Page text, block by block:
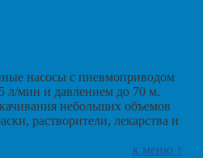
насосы с пневмоприводом
л/мин и давлением до 70 м.
небольших объемов
растворители, лекарства и
к меню ↑